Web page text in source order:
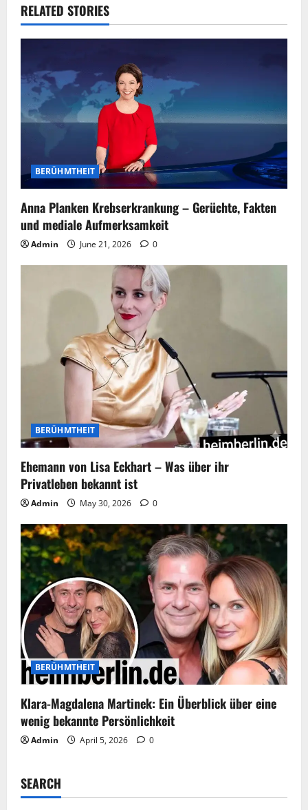
RELATED STORIES
BERÜHMTHEIT
Anna Planken Krebserkrankung – Gerüchte, Fakten
und mediale Aufmerksamkeit
Admin June 21, 2026 0
BERÜHMTHEIT
Ehemann von Lisa Eckhart – Was über ihr
Privatleben bekannt ist
Admin May 30, 2026 0
BERÜHMTHEIT
Klara-Magdalena Martinek: Ein Überblick über eine
wenig bekannte Persönlichkeit
Admin April 5, 2026 0
SEARCH